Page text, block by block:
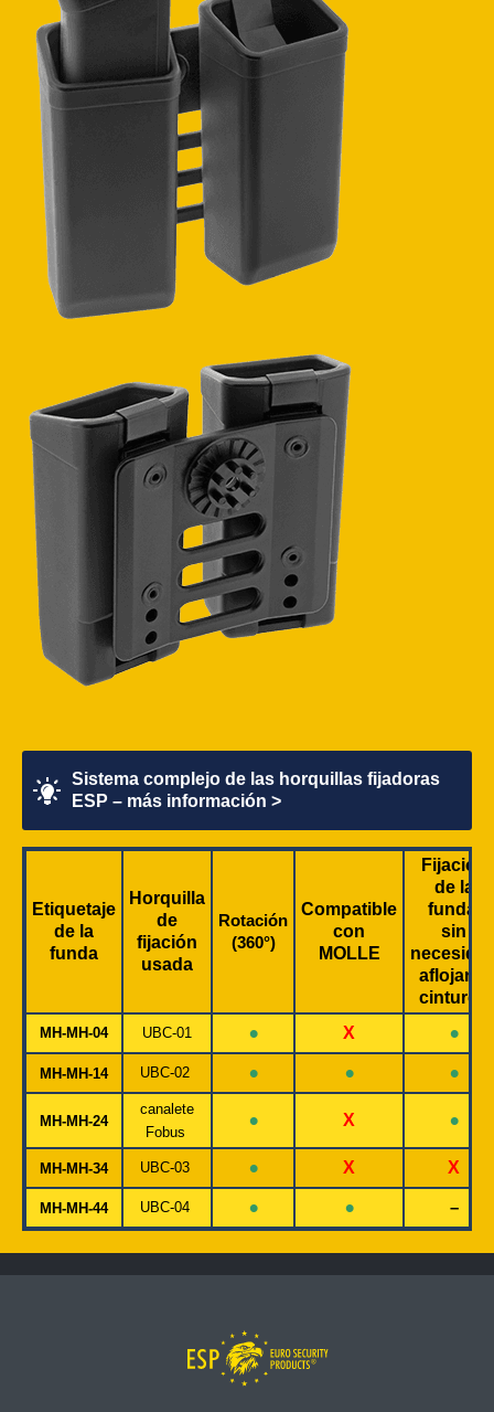
Sistema complejo de las horquillas fijadoras
ESP – más información >
Etiquetaje
de la
funda
Horquilla
de
fijación
usada
Rotación
(360°)
Compatible
con
MOLLE
Fijación
de la
funda
sin
aflojar el
cinturón
MH-MH-04 UBC-01 • X •
MH-MH-14 UBC-02 • • •
MH-MH-24
canalete
Fobus
• X •
MH-MH-34 UBC-03 • X X
MH-MH-44 UBC-04 • • –